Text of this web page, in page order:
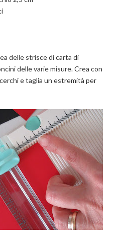
delle strisce di carta di
delle varie misure. Crea con
e taglia un estremità per